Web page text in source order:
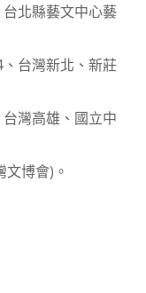
台北縣藝文中心藝
、台灣新北、新莊
台灣高雄、國立中
博會)。